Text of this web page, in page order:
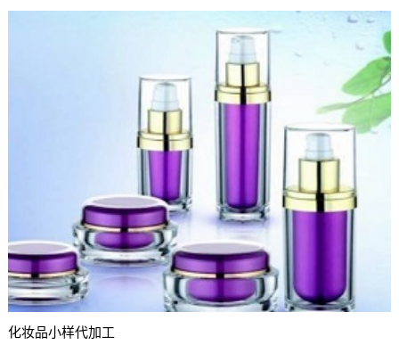
化妆品小样代加工